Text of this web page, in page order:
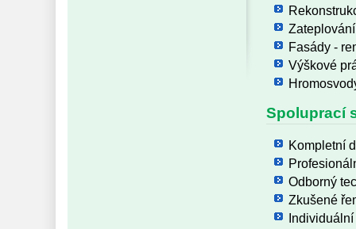
Fasády -
Výškové
Spoluprací
Kompletní
Odborný
Zkušené